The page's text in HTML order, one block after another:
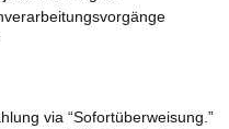
via “Sofortüberweisung.”